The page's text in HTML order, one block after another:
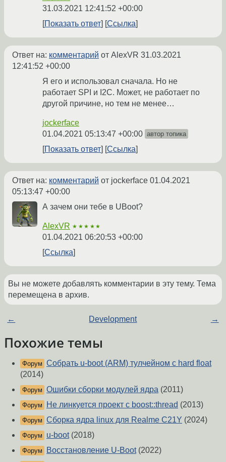
31.03.2021 12:41:52 +00:00
Показать ответ
Ссылка
Ответ на: комментарий от AlexVR 31.03.2021
12:41:52 +00:00
Я его и использовал сначала. Но не
работает SPI и I2C. Может, не работает по
другой причине, но тем не менее…
jockerface
01.04.2021 05:13:47 +00:00 автор топика
Показать ответ Ссылка
Ответ на: комментарий от jockerface 01.04.2021
05:13:47 +00:00
А зачем они тебе в UBoot?
AlexVR ★★★★★
01.04.2021 06:20:53 +00:00
Ссылка
Вы не можете добавлять комментарии в эту тему. Тема
перемещена в архив.
← Development →
Похожие темы
Форум Собрать u-boot (ARM) тулчейном с hard float
(2014)
Форум Ошибки сборки модулей ядра (2011)
Форум Не линкуется проект с boost::thread (2013)
Форум Сборка ядра linux для Realme C21Y (2024)
Форум u-boot(2018)
Форум Восстановление U-Boot(2022)